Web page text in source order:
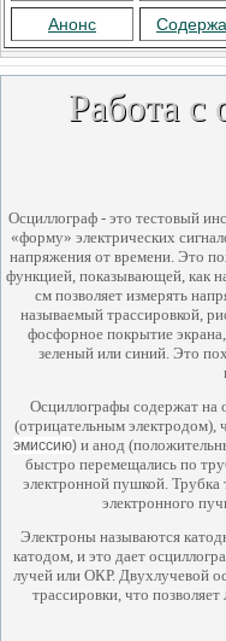
Анонс
Работа с
Осциллограф - это тестовый
«форму» электрических
напряжения от времени. Это
функцией, показывающей, как
см позволяет измерять
называемый трассировкой,
фосфорное покрытие
зеленый или синий. Это
Осциллографы содержат на
(отрицательным электродом),
эмиссию)и анод
быстро перемещались по
электронной пушкой. Трубка
электронного
Электроны называются
катодом, и это дает
лучей или ОКР. Двухлучевой
трассировки, что